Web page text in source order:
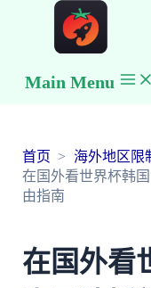
Main Menu
首页
海外地区限
在国外看世界杯韩
由指南
在国外看